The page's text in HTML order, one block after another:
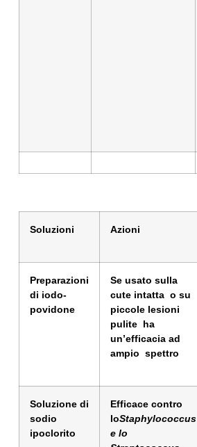
Soluzioni Azioni
Preparazioni
di iodo-
povidone
Se usato sulla
cute intatta o su
piccole lesioni
pulite ha
un’efficacia ad
ampio spettro
Soluzione di
sodio
ipoclorito
Efficace contro
loStaphylococcus
e lo